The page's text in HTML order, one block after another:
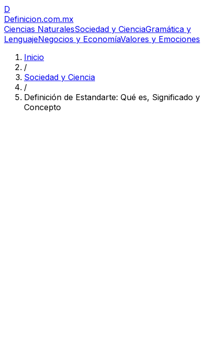
D
Definicion.com.mx
Ciencias NaturalesSociedad y CienciaGramática y
LenguajeNegocios y EconomíaValores y Emociones
Inicio
/
Sociedad y Ciencia
/
Definición de Estandarte: Qué es, Significado y
Concepto